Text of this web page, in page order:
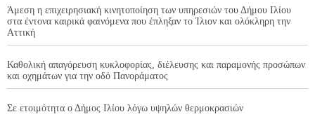
Άμεση η επιχειρησιακή κινητοποίηση των υπηρεσιών του Δήμου Ιλίου
στα έντονα καιρικά φαινόμενα που έπληξαν το Ίλιον και ολόκληρη την
Αττική
Καθολική απαγόρευση κυκλοφορίας, διέλευσης και παραμονής προσώπων
και οχημάτων για την οδό Πανοράματος
Σε ετοιμότητα ο Δήμος Ιλίου λόγω υψηλών θερμοκρασιών